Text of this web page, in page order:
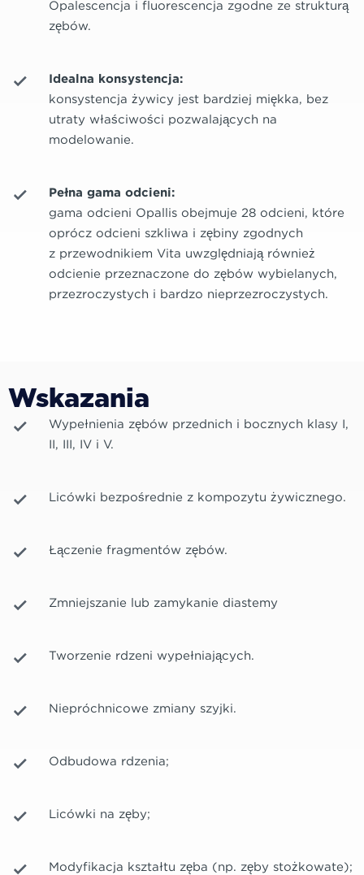
Opalescencja i fluorescencja zgodne ze strukturą
zębów.
Idealna konsystencja:
konsystencja żywicy jest bardziej miękka, bez
utraty właściwości pozwalających na
modelowanie.
Pełna gama odcieni:
gama odcieni Opallis obejmuje 28 odcieni, które
oprócz odcieni szkliwa i zębiny zgodnych
z przewodnikiem Vita uwzględniają również
odcienie przeznaczone do zębów wybielanych,
przezroczystych i bardzo nieprzezroczystych.
Wskazania
Wypełnienia zębów przednich i bocznych klasy I,
II, III, IV i V.
Licówki bezpośrednie z kompozytu żywicznego.
Łączenie fragmentów zębów.
Zmniejszanie lub zamykanie diastemy
Tworzenie rdzeni wypełniających.
Niepróchnicowe zmiany szyjki.
Odbudowa rdzenia;
Licówki na zęby;
Modyfikacja kształtu zęba (np. zęby stożkowate);